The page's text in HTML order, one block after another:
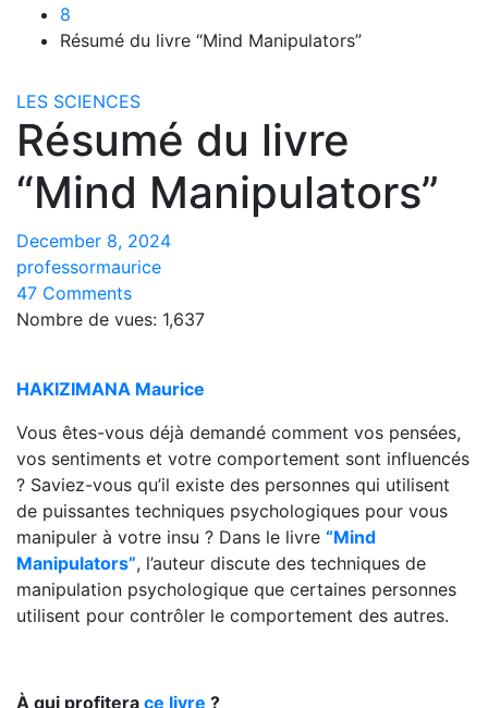
8
Résumé du livre “Mind Manipulators”
LES SCIENCES
Résumé du livre
“Mind Manipulators”
December 8, 2024
professormaurice
47 Comments
Nombre de vues: 1,637
HAKIZIMANA Maurice
Vous êtes-vous déjà demandé comment vos pensées,
vos sentiments et votre comportement sont influencés
? Saviez-vous qu’il existe des personnes qui utilisent
de puissantes techniques psychologiques pour vous
manipuler à votre insu ? Dans le livre “Mind
Manipulators”, l’auteur discute des techniques de
manipulation psychologique que certaines personnes
utilisent pour contrôler le comportement des autres.
À qui profitera ce livre ?